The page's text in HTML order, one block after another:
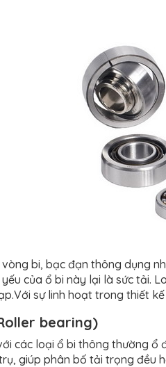
bi, bạc đạn thông dụng
yếu của ổ bi này lại là sức tải.
sự linh hoạt trong thiết
bearing)
các loại ổ bi thông thường ổ
giúp phân bố tải trọng đều